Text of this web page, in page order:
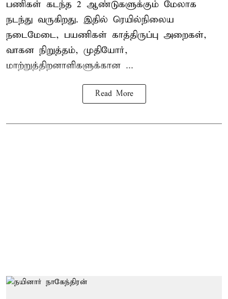
பணிகள் கடந்த 2 ஆண்டுகளுக்கும் மேலாக
நடந்து வருகிறது. இதில் ரெயில்நிலைய
நடைமேடை, பயணிகள் காத்திருப்பு அறைகள்,
வாகன நிறுத்தம், முதியோர்,
மாற்றுத்திறனாளிகளுக்கான ...
Read More